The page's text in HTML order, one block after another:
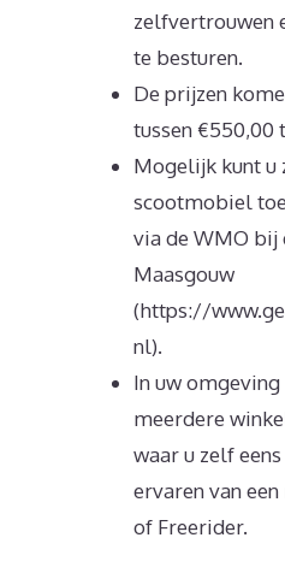
zelfvertrouwen
te besturen.
De prijzen
tussen €550,00
Mogelijk kunt u
scootmobiel
via de WMO bij
Maasgouw
(https://
nl).
In uw
meerdere
waar u zelf
ervaren van
of Freerider.